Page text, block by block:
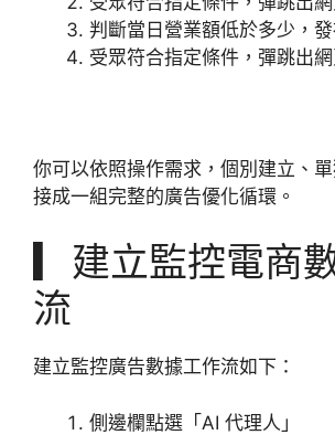
判斷當日營業額低於多少，
受眾符合指定條件，彈跳出
你可以依照操作需求，個別建立、
接成一組完整的廣告優化循環。
▎建立監控電商
流
建立監控廣告數據工作流如下：
側邊欄點選「AI 代理人」